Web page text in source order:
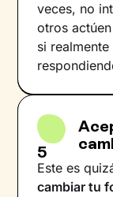
veces, no
otros
si
5
Este es
cambiar tu